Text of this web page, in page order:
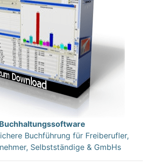
Buchhaltungssoftware
Buchführung für Freiberufler,
Selbstständige & GmbHs